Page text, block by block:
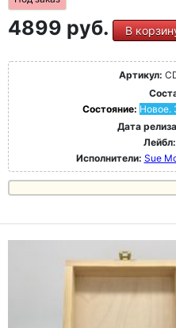
4899 руб. В
Артикул:
Состояние: Новое.
Дата
Лейбл:
Исполнители: Sue